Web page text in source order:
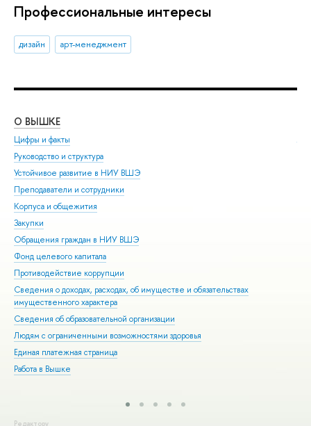
Профессиональные интересы
дизайн арт-менеджмент
О ВЫШКЕ
Цифры и факты
Руководство и структура
Устойчивое развитие в НИУ ВШЭ
Преподаватели и сотрудники
Корпуса и общежития
Закупки
Обращения граждан в НИУ ВШЭ
Фонд целевого капитала
Противодействие коррупции
Сведения о доходах, расходах, об имуществе и обязательствах
имущественного характера
Сведения об образовательной организации
Людям с ограниченными возможностями здоровья
Единая платежная страница
Работа в Вышке
Редактору